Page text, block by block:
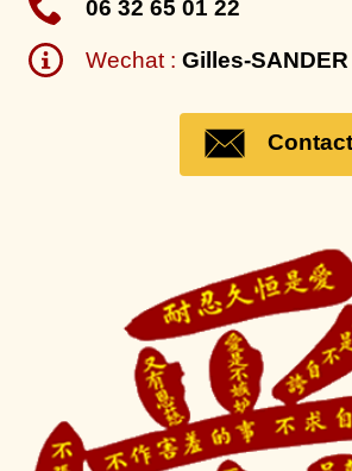
06 32 65 01 22
Wechat :Gilles-SANDER
Contact